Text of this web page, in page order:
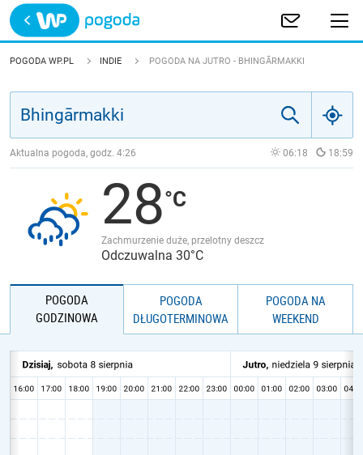
Trwa ładowanie
POLSKA
JAKOŚĆ POWIETRZA
POGODA WP.PL INDIE POGODA NA JUTRO - BHINGĀRMAKKI
Aktualna pogoda, godz. 4:26 06:18 18:59
28
Zachmurzenie duże, przelotny deszcz
Odczuwalna 30°C
POGODA
GODZINOWA
POGODA
DŁUGOTERMINOWA
POGODA NA
WEEKEND